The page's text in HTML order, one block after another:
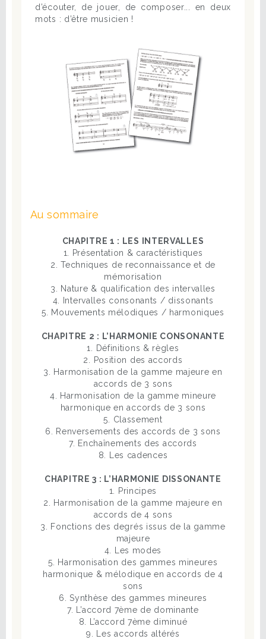
d’écouter, de jouer, de composer... en deux
mots : d’être musicien !
Au sommaire
CHAPITRE 1 : LES INTERVALLES
1. Présentation & caractéristiques
2. Techniques de reconnaissance et de
mémorisation
3. Nature & qualification des intervalles
4. Intervalles consonants / dissonants
5. Mouvements mélodiques / harmoniques
CHAPITRE 2 : L’HARMONIE CONSONANTE
1. Définitions & règles
2. Position des accords
3. Harmonisation de la gamme majeure en
accords de 3 sons
4. Harmonisation de la gamme mineure
harmonique en accords de 3 sons
5. Classement
6. Renversements des accords de 3 sons
7. Enchaînements des accords
8. Les cadences
CHAPITRE 3 : L’HARMONIE DISSONANTE
1. Principes
2. Harmonisation de la gamme majeure en
accords de 4 sons
3. Fonctions des degrés issus de la gamme
majeure
4. Les modes
5. Harmonisation des gammes mineures
harmonique & mélodique en accords de 4
sons
6. Synthèse des gammes mineures
7. L’accord 7ème de dominante
8. L’accord 7ème diminué
9. Les accords altérés